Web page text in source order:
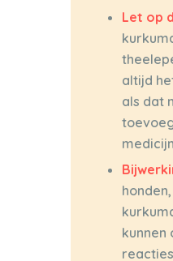
Let op
altijd
als dat
kunnen